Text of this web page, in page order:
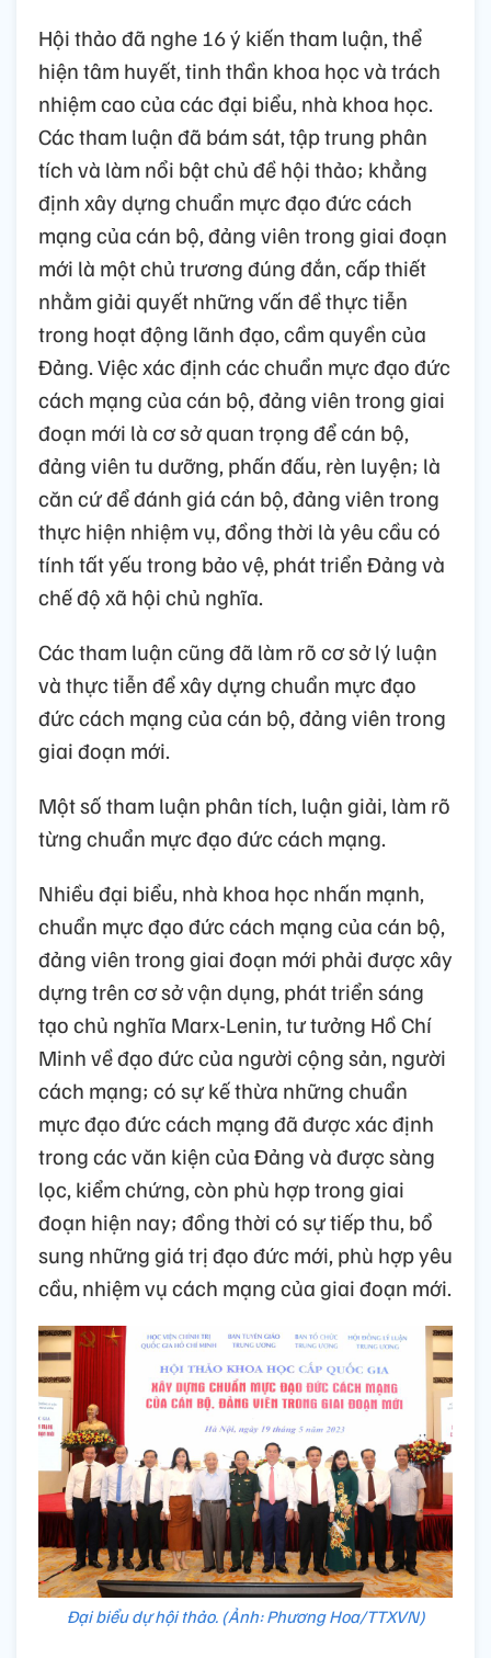
Hội thảo đã nghe 16 ý kiến tham luận, thể
hiện tâm huyết, tinh thần khoa học và trách
nhiệm cao của các đại biểu, nhà khoa học.
Các tham luận đã bám sát, tập trung phân
tích và làm nổi bật chủ đề hội thảo; khẳng
định xây dựng chuẩn mực đạo đức cách
mạng của cán bộ, đảng viên trong giai đoạn
mới là một chủ trương đúng đắn, cấp thiết
nhằm giải quyết những vấn đề thực tiễn
trong hoạt động lãnh đạo, cầm quyền của
Đảng. Việc xác định các chuẩn mực đạo đức
cách mạng của cán bộ, đảng viên trong giai
đoạn mới là cơ sở quan trọng để cán bộ,
đảng viên tu dưỡng, phấn đấu, rèn luyện; là
căn cứ để đánh giá cán bộ, đảng viên trong
thực hiện nhiệm vụ, đồng thời là yêu cầu có
tính tất yếu trong bảo vệ, phát triển Đảng và
chế độ xã hội chủ nghĩa.
Các tham luận cũng đã làm rõ cơ sở lý luận
và thực tiễn để xây dựng chuẩn mực đạo
đức cách mạng của cán bộ, đảng viên trong
giai đoạn mới.
Một số tham luận phân tích, luận giải, làm rõ
từng chuẩn mực đạo đức cách mạng.
Nhiều đại biểu, nhà khoa học nhấn mạnh,
chuẩn mực đạo đức cách mạng của cán bộ,
đảng viên trong giai đoạn mới phải được xây
dựng trên cơ sở vận dụng, phát triển sáng
tạo chủ nghĩa Marx-Lenin, tư tưởng Hồ Chí
Minh về đạo đức của người cộng sản, người
cách mạng; có sự kế thừa những chuẩn
mực đạo đức cách mạng đã được xác định
trong các văn kiện của Đảng và được sàng
lọc, kiểm chứng, còn phù hợp trong giai
đoạn hiện nay; đồng thời có sự tiếp thu, bổ
sung những giá trị đạo đức mới, phù hợp yêu
cầu, nhiệm vụ cách mạng của giai đoạn mới.
Đại biểu dự hội thảo. (Ảnh: Phương Hoa/TTXVN)